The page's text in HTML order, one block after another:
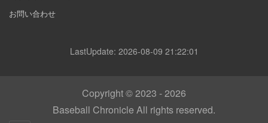
お問い合わせ
LastUpdate: 2026-08-09 21:22:01
Copyright © 2023 - 2026
Baseball Chronicle All rights reserved.